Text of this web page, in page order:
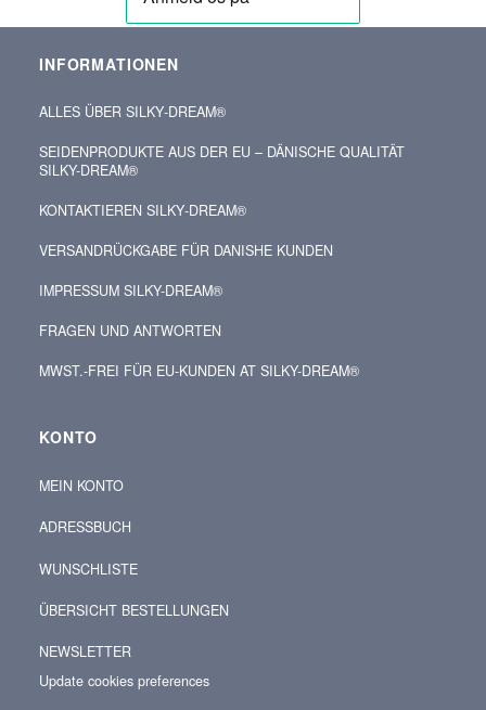
INFORMATIONEN
ALLES ÜBER SILKY‑DREAM®
SEIDENPRODUKTE AUS DER EU – DÄNISCHE QUALITÄT
SILKY-DREAM®
KONTAKTIEREN SILKY‑DREAM®
VERSANDRÜCKGABE FÜR DANISHE KUNDEN
IMPRESSUM SILKY-DREAM®
FRAGEN UND ANTWORTEN
MWST.-FREI FÜR EU-KUNDEN AT SILKY-DREAM®
KONTO
MEIN KONTO
ADRESSBUCH
WUNSCHLISTE
ÜBERSICHT BESTELLUNGEN
NEWSLETTER
Update cookies preferences